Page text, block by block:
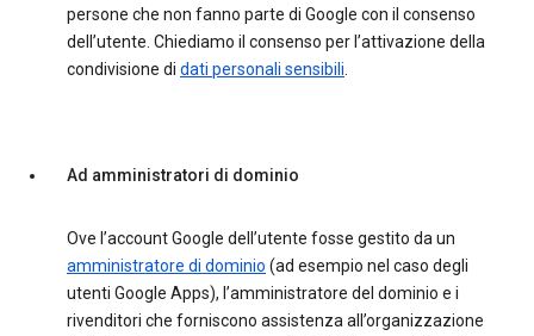
persone che non fanno parte di Google con il consenso
dell’utente. Chiediamo il consenso per l’attivazione della
condivisione di dati personali sensibili.
Ad amministratori di dominio
Ove l’account Google dell’utente fosse gestito da un
amministratore di dominio (ad esempio nel caso degli
utenti Google Apps), l’amministratore del dominio e i
rivenditori che forniscono assistenza all’organizzazione